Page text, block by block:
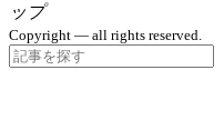
ップ
Copyright — all rights reserved.